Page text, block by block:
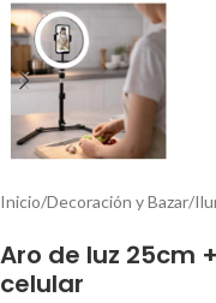
Inicio/Decoración y Bazar/
Aro de luz 25cm
celular